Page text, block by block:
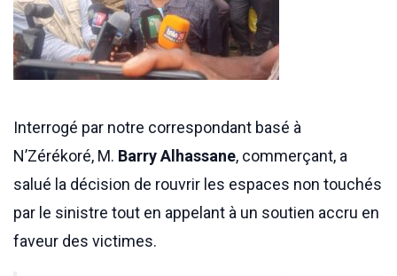
Interrogé par notre correspondant basé à
N’Zérékoré, M. Barry Alhassane, commerçant, a
salué la décision de rouvrir les espaces non touchés
par le sinistre tout en appelant à un soutien accru en
faveur des victimes.